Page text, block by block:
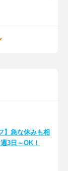
】急な休みも相
3日～OK！